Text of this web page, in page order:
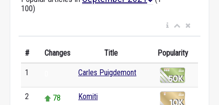
100)
# Changes Title Popularity
1 Carles Puigdemont
2 78 Komiti